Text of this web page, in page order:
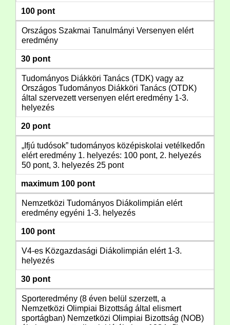
100 pont
Országos Szakmai Tanulmányi Versenyen elért
eredmény
30 pont
Tudományos Diákköri Tanács (TDK) vagy az
Országos Tudományos Diákköri Tanács (OTDK)
által szervezett versenyen elért eredmény 1-3.
helyezés
20 pont
„Ifjú tudósok” tudományos középiskolai vetélkedőn
elért eredmény 1. helyezés: 100 pont, 2. helyezés
50 pont, 3. helyezés 25 pont
maximum 100 pont
Nemzetközi Tudományos Diákolimpián elért
eredmény egyéni 1-3. helyezés
100 pont
V4-es Közgazdasági Diákolimpián elért 1-3.
helyezés
30 pont
Sporteredmény (8 éven belül szerzett, a
Nemzetközi Olimpiai Bizottság által elismert
sportágban) Nemzetközi Olimpiai Bizottság (NOB)